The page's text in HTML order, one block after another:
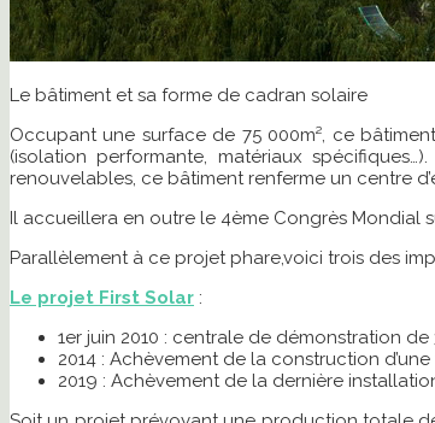
Le bâtiment et sa forme de cadran solaire
Occupant une surface de 75 000m², ce
(isolation performante, matériaux
renouvelables, ce bâtiment renferme un centre
Il accueillera en outre le 4ème Congrès Mondial
Parallèlement à ce projet phare,voici trois des
Le projet First Solar :
1er juin 2010 : centrale de démonstration de
2014 : Achèvement de la construction
2019 : Achèvement de la dernière